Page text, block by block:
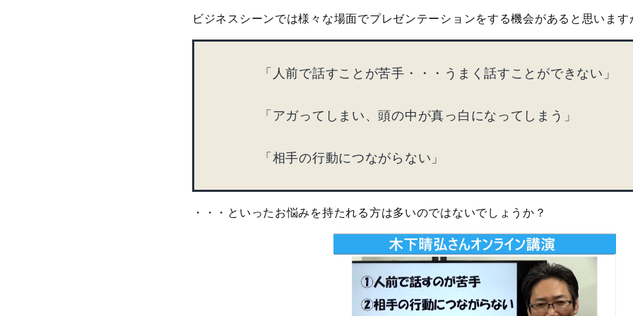
ビジネスシーンでは様々な場面でプレゼンテーションをする機会があると思います
「人前で話すことが苦手・・・うまく話すことができない」
「アガってしまい、頭の中が真っ白になってしまう」
「相手の行動につながらない」
・・・といったお悩みを持たれる方は多いのではないでしょうか？